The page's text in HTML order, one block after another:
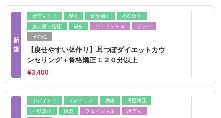
新
規
ボディトリ 整体 骨盤矯正
小顔矯正
あん摩・指圧
鍼灸 フェイシャル
ボディ
その他
【痩せやすい体作り】耳つぼダイエットカウ
ンセリング＋骨格矯正１２０分以上
¥3,400
ボディトリ ボディケア 整体
骨盤矯正
小顔矯正
鍼灸 フェイシャル
ボディ